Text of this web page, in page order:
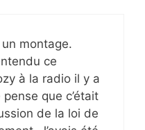
un montage.
ce
à la radio il y a
que c’était
de la loi de